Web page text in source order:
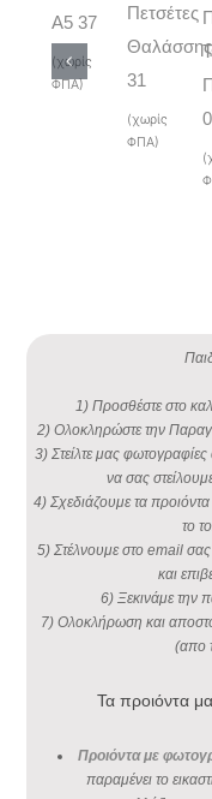
Α5 37
(χωρίς
ΦΠΑ)
Πετσέτες
Θαλάσσης
31
(χωρίς
ΦΠΑ)
1) Προσθέστε στο
2) Ολοκληρώστε την
3) Στείλτε μας
να σας στείλουμε
4) Σχεδιάζουμε τα
το
5) Στέλνουμε στο email σας
και
6) Ξεκινάμε την
7) Ολοκλήρωση και
(απο
Τα προιόντα
Προιόντα με
παραμένει το